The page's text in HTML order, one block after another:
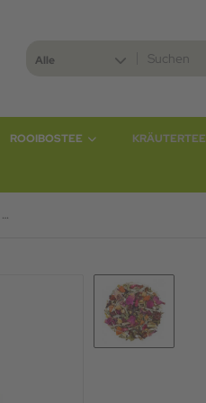
Alle
ROOIBOSTEE KRÄUTERTEE
KT Abwehr Stark natürlich mit Vitamin C & Zink Kräutertee, aromatisiert